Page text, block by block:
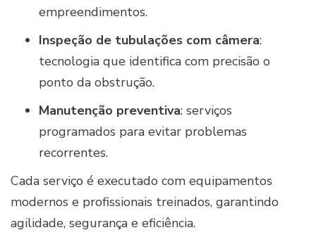
empreendimentos.
Inspeção de tubulações com câmera:
tecnologia que identifica com precisão o
ponto da obstrução.
Manutenção preventiva: serviços
programados para evitar problemas
recorrentes.
Cada serviço é executado com equipamentos
modernos e profissionais treinados, garantindo
agilidade, segurança e eficiência.